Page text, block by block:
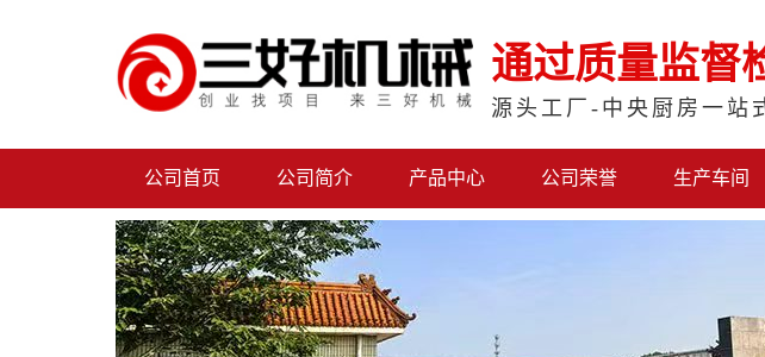
通过质量监督
源头工厂-中央厨房一站
公司首页 公司简介 产品中心 公司荣誉 生产车间